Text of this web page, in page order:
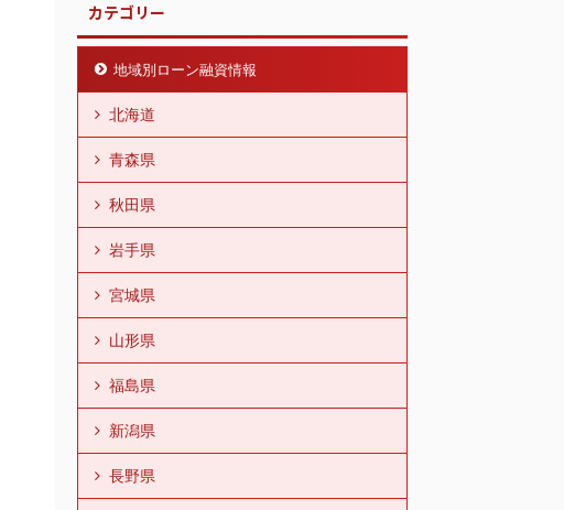
カテゴリー
地域別ローン融資情報
北海道
青森県
秋田県
岩手県
宮城県
山形県
福島県
新潟県
長野県